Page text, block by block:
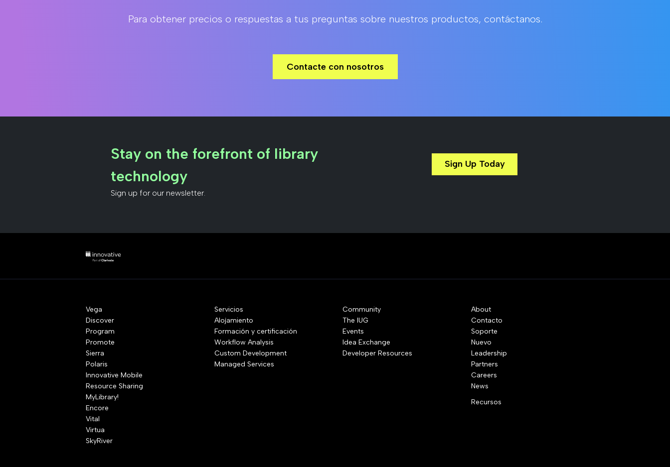
Para obtener precios o respuestas a tus preguntas sobre nuestros productos, contáctanos.
Contacte con nosotros
Stay on the forefront of library
technology
Sign up for our newsletter.
Sign Up Today
Vega
Discover
Program
Promote
Sierra
Polaris
Innovative Mobile
Resource Sharing
MyLibrary!
Encore
Vital
Virtua
SkyRiver
Servicios
Alojamiento
Formación y certificación
Workflow Analysis
Custom Development
Managed Services
Community
The IUG
Events
Idea Exchange
Developer Resources
About
Contacto
Soporte
Nuevo
Leadership
Partners
Careers
News
Recursos